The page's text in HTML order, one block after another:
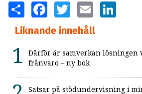
SHARE FACEBOOKTWITTER EMAIL
Liknande innehåll
Därför är samverkan lösningen
frånvaro – ny bok
Satsar på stödundervisning i